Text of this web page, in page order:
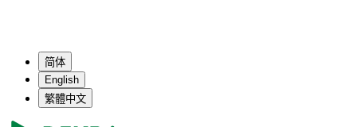
简体
English
繁體中文